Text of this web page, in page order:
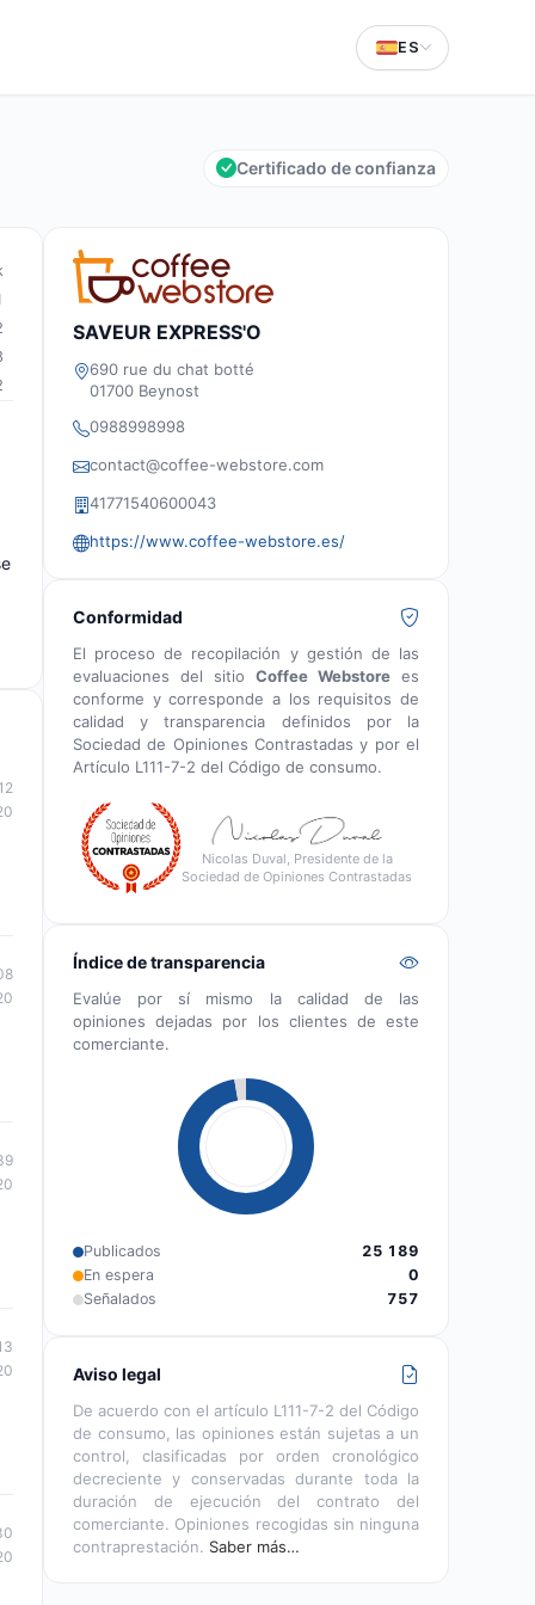
ES
Certificado de confianza
SAVEUR EXPRESS'O
690 rue du chat botté
01700 Beynost
0988998998
contact@coffee-webstore.com
41771540600043
https://www.coffee-webstore.es/
Conformidad
El proceso de recopilación y gestión de las
evaluaciones del sitio Coffee Webstore es
conforme y corresponde a los requisitos de
calidad y transparencia definidos por la
Sociedad de Opiniones Contrastadas y por el
Artículo L111-7-2 del Código de consumo.
Nicolas Duval, Presidente de la
Sociedad de Opiniones Contrastadas
Índice de transparencia
Evalúe por sí mismo la calidad de las
opiniones dejadas por los clientes de este
comerciante.
Publicados
25 189
En espera
0
Señalados
757
Aviso legal
De acuerdo con el artículo L111-7-2 del Código
de consumo, las opiniones están sujetas a un
control, clasificadas por orden cronológico
decreciente y conservadas durante toda la
duración de ejecución del contrato del
comerciante. Opiniones recogidas sin ninguna
contraprestación. Saber más…